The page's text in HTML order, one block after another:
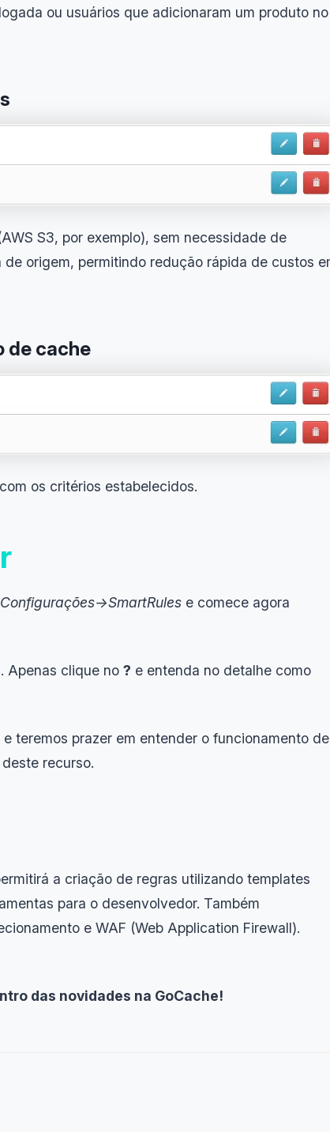
ou usuários que adicionaram um produto no
S3, por exemplo), sem necessidade de
origem, permitindo redução rápida de custos
de cache
os critérios estabelecidos.
Configurações->SmartRules e comece agora
Apenas clique no ? e entenda no detalhe como
teremos prazer em entender o funcionamento de
recurso.
a criação de regras utilizando templates
para o desenvolvedor. Também
e WAF (Web Application Firewall).
das novidades na GoCache!